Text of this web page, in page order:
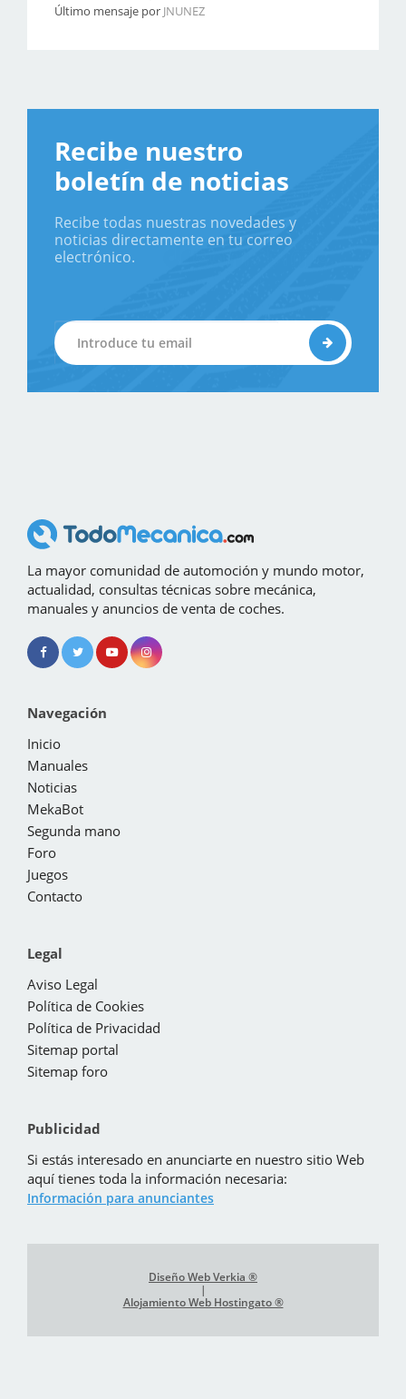
Último mensaje por JNUNEZ
Recibe nuestro
boletín de noticias
Recibe todas nuestras novedades y
noticias directamente en tu correo
electrónico.
La mayor comunidad de automoción y mundo motor,
actualidad, consultas técnicas sobre mecánica,
manuales y anuncios de venta de coches.
Navegación
Inicio
Manuales
Noticias
MekaBot
Segunda mano
Foro
Juegos
Contacto
Legal
Aviso Legal
Política de Cookies
Política de Privacidad
Sitemap portal
Sitemap foro
Publicidad
Si estás interesado en anunciarte en nuestro sitio Web
aquí tienes toda la información necesaria:
Información para anunciantes
Diseño Web Verkia ®
|
Alojamiento Web Hostingato ®